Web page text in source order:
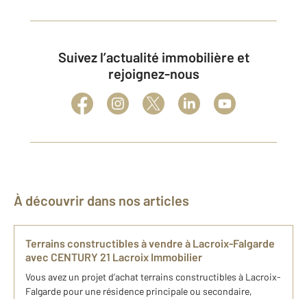
Suivez l’actualité immobilière et
rejoignez-nous
À découvrir dans nos articles
Terrains constructibles à vendre à Lacroix-Falgarde
avec CENTURY 21 Lacroix Immobilier
Vous avez un projet d’achat terrains constructibles à Lacroix-
Falgarde pour une résidence principale ou secondaire,